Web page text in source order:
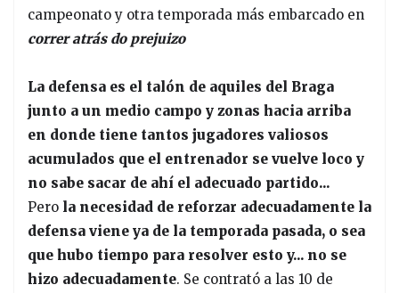
campeonato y otra temporada más embarcado en
correr atrás do prejuizo
La defensa es el talón de aquiles del Braga
junto a un medio campo y zonas hacia arriba
en donde tiene tantos jugadores valiosos
acumulados que el entrenador se vuelve loco y
no sabe sacar de ahí el adecuado partido...
Pero la necesidad de reforzar adecuadamente la
defensa viene ya de la temporada pasada, o sea
que hubo tiempo para resolver esto y... no se
hizo adecuadamente. Se contrató a las 10 de